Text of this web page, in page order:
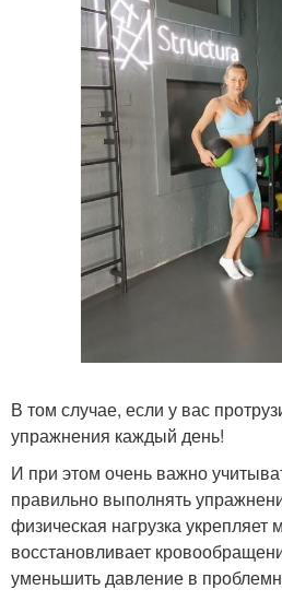
В том случае, если у вас
упражнения каждый день!
И при этом очень важно
правильно выполнять
физическая нагрузка
восстановливает
уменьшить давление в